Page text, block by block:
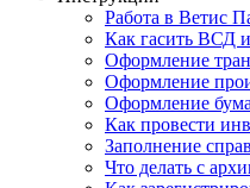
Работа в Ветис
Как гасить ВСД
Оформление
Оформление
Оформление
Как провести
Заполнение
Что делать с